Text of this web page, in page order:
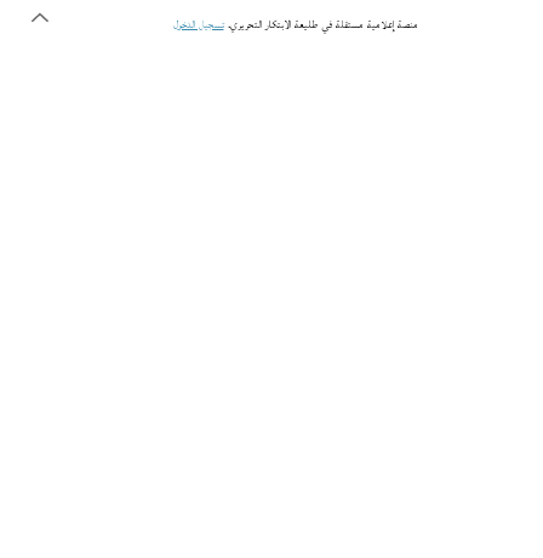
منصة إعلامية مستقلة في طليعة الابتكار التحريري.تسجيل الدخول